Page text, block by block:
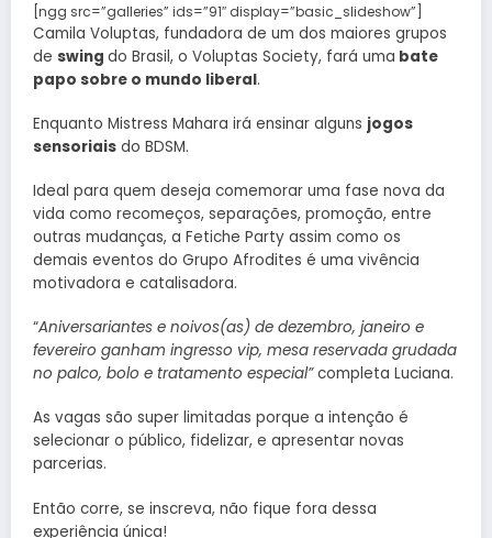
[ngg src=”galleries” ids=”91″ display=”basic_slideshow”]
Camila Voluptas, fundadora de um dos maiores grupos
de swing do Brasil, o Voluptas Society, fará uma bate
papo sobre o mundo liberal.
Enquanto Mistress Mahara irá ensinar alguns jogos
sensoriais do BDSM.
Ideal para quem deseja comemorar uma fase nova da
vida como recomeços, separações, promoção, entre
outras mudanças, a Fetiche Party assim como os
demais eventos do Grupo Afrodites é uma vivência
motivadora e catalisadora.
“Aniversariantes e noivos(as) de dezembro, janeiro e
fevereiro ganham ingresso vip, mesa reservada grudada
no palco, bolo e tratamento especial”completa Luciana.
As vagas são super limitadas porque a intenção é
selecionar o público, fidelizar, e apresentar novas
parcerias.
Então corre, se inscreva, não fique fora dessa
experiência única!